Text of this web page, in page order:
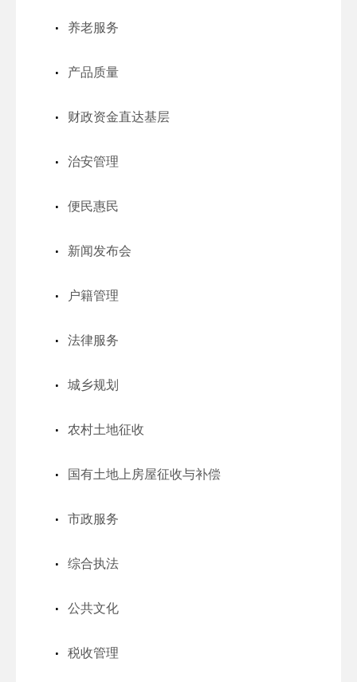
养老服务
产品质量
财政资金直达基层
治安管理
便民惠民
新闻发布会
户籍管理
法律服务
城乡规划
农村土地征收
国有土地上房屋征收与补偿
市政服务
综合执法
公共文化
税收管理